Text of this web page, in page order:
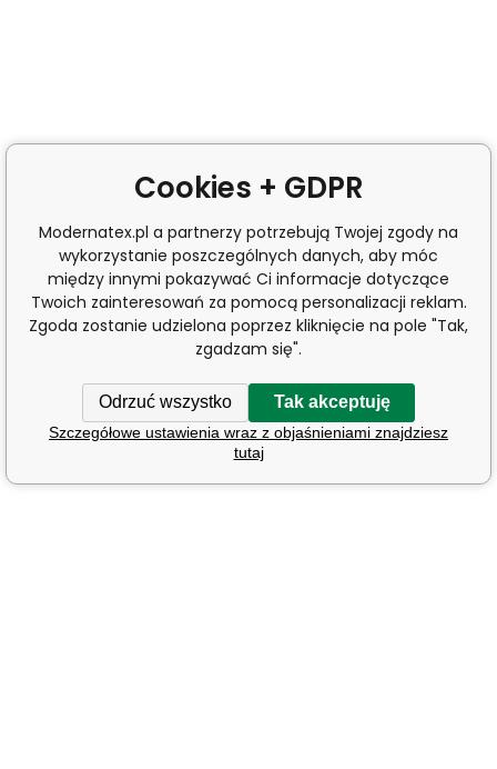
Cookies + GDPR
Modernatex.pl a partnerzy potrzebują Twojej zgody na
wykorzystanie poszczególnych danych, aby móc
między innymi pokazywać Ci informacje dotyczące
Twoich zainteresowań za pomocą personalizacji reklam.
Zgoda zostanie udzielona poprzez kliknięcie na pole "Tak,
zgadzam się".
Odrzuć wszystko Tak akceptuję
Szczegółowe ustawienia wraz z objaśnieniami znajdziesz
tutaj